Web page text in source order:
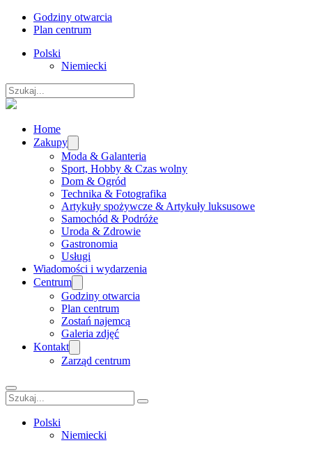
Godziny otwarcia
Plan centrum
Polski
Niemiecki
Szukaj
Home
Zakupy
Moda & Galanteria
Sport, Hobby & Czas wolny
Dom & Ogród
Technika & Fotografika
Artykuły spożywcze & Artykuły luksusowe
Samochód & Podróże
Uroda & Zdrowie
Gastronomia
Usługi
Wiadomości i wydarzenia
Centrum
Godziny otwarcia
Plan centrum
Zostań najemcą
Galeria zdjęć
Kontakt
Zarząd centrum
Szukaj
Polski
Niemiecki